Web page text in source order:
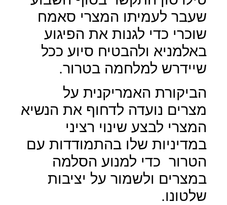
שעבר לעמיתו המצרי סאמח
שוכרי כדי לגנות את הפיגוע
באלמניא ולהבטיח סיוע ככל
שיידרש למלחמה בטרור.
הביקורת האמריקנית על
מצרים נועדה לדחוף את הנשיא
המצרי לבצע שינוי רציני
במדיניות שלו בהתמודדות עם
הטרור כדי למנוע הסלמה
במצרים ולשמור על יציבות
שלטונו.